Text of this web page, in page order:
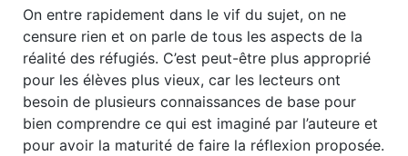
On entre rapidement dans le vif du sujet, on ne
censure rien et on parle de tous les aspects de la
réalité des réfugiés. C’est peut-être plus approprié
pour les élèves plus vieux, car les lecteurs ont
besoin de plusieurs connaissances de base pour
bien comprendre ce qui est imaginé par l’auteure et
pour avoir la maturité de faire la réflexion proposée.